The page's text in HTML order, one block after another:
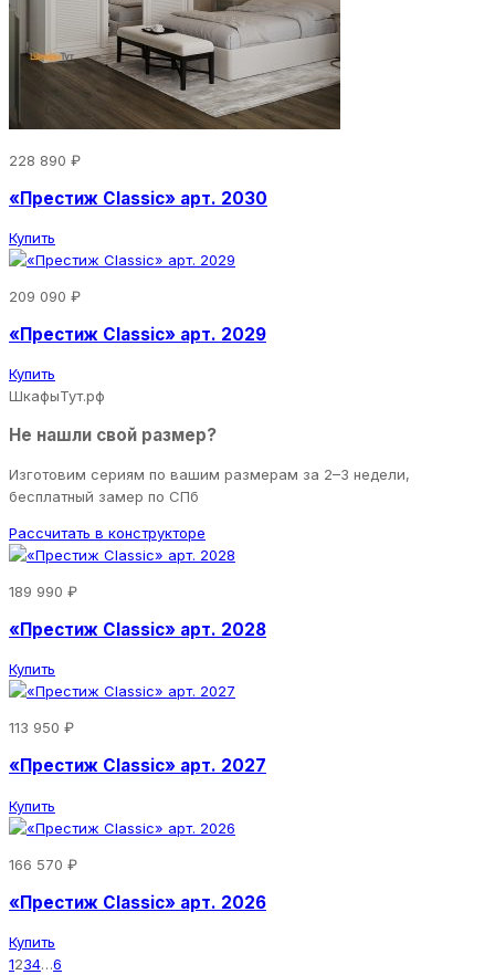
228 890 ₽
«Престиж Classic» арт. 2030
Купить
209 090 ₽
«Престиж Classic» арт. 2029
Купить
ШкафыТут.рф
Не нашли свой размер?
Изготовим сериям по вашим размерам за 2–3 недели,
бесплатный замер по СПб
Рассчитать в конструкторе
189 990 ₽
«Престиж Classic» арт. 2028
Купить
113 950 ₽
«Престиж Classic» арт. 2027
Купить
166 570 ₽
«Престиж Classic» арт. 2026
Купить
1234…6